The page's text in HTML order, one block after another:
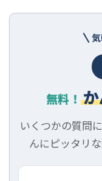
無料！
いくつかの質問
んにピッタリ